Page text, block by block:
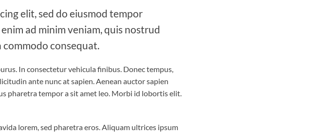
elit, sed do eiusmod tempor
ad minim veniam, quis nostrud
consequat.
In consectetur vehicula finibus. Donec tempus,
ante nunc at sapien. Aenean auctor sapien
pharetra tempor a sit amet leo. Morbi id lobortis elit.
lorem, sed pharetra eros. Aliquam ultrices ipsum